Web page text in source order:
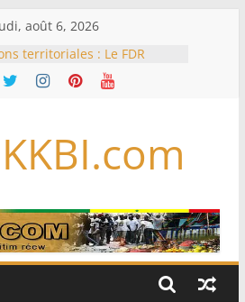
août 6, 2026
territoriales : Le FDR
une inertie du
et réclame une
consolider les acquis et son
dans la ‘’Vision Sénégal
rejoignent les quarts de
U18 féminin : les
lourdement battues par